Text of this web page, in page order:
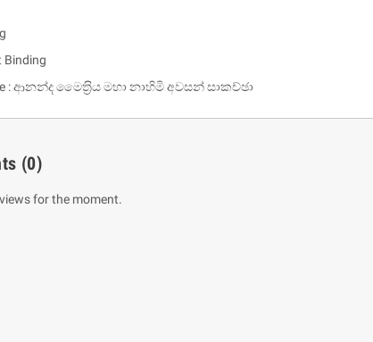
Piruvana
Binding
: ආනන්ද මෛත‍්‍රිය මහා නාහිමි අවසන් සාකච්ඡා
(0)
for the moment.